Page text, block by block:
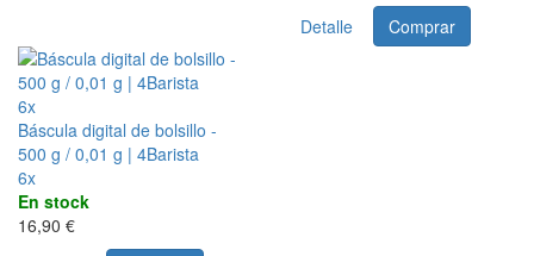
Detalle
Comprar
6x
Báscula digital de bolsillo -
500 g / 0,01 g | 4Barista
6x
En stock
16,90 €